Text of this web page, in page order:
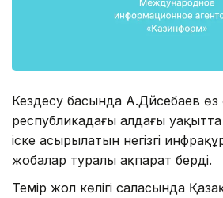
Кездесу басында А.Дүйсебаев өз
республикадағы алдағы
іске асырылатын негізгі
жобалар туралы ақпарат берді.
Темір жол көлігі саласында